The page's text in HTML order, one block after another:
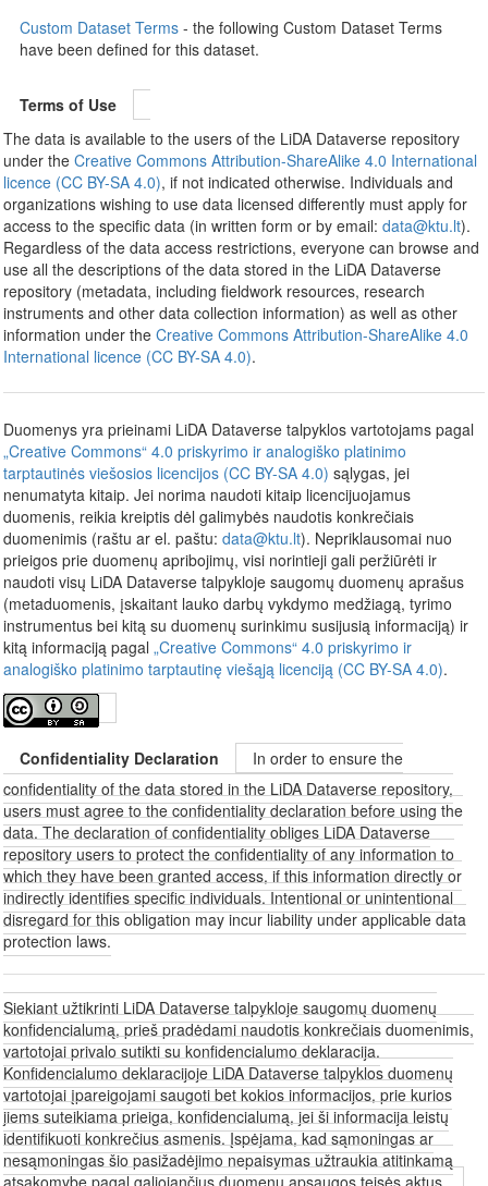
Custom Dataset Terms - the following Custom Dataset Terms
have been defined for this dataset.
Terms of Use
The data is available to the users of the LiDA Dataverse repository
under the Creative Commons Attribution-ShareAlike 4.0 International
licence (CC BY-SA 4.0), if not indicated otherwise. Individuals and
organizations wishing to use data licensed differently must apply for
access to the specific data (in written form or by email: data@ktu.lt).
Regardless of the data access restrictions, everyone can browse and
use all the descriptions of the data stored in the LiDA Dataverse
repository (metadata, including fieldwork resources, research
instruments and other data collection information) as well as other
information under the Creative Commons Attribution-ShareAlike 4.0
International licence (CC BY-SA 4.0).
Duomenys yra prieinami LiDA Dataverse talpyklos vartotojams pagal
„Creative Commons“ 4.0 priskyrimo ir analogiško platinimo
tarptautinės viešosios licencijos (CC BY-SA 4.0) sąlygas, jei
nenumatyta kitaip. Jei norima naudoti kitaip licencijuojamus
duomenis, reikia kreiptis dėl galimybės naudotis konkrečiais
duomenimis (raštu ar el. paštu: data@ktu.lt). Nepriklausomai nuo
prieigos prie duomenų apribojimų, visi norintieji gali peržiūrėti ir
naudoti visų LiDA Dataverse talpykloje saugomų duomenų aprašus
(metaduomenis, įskaitant lauko darbų vykdymo medžiagą, tyrimo
instrumentus bei kitą su duomenų surinkimu susijusią informaciją) ir
kitą informaciją pagal „Creative Commons“ 4.0 priskyrimo ir
analogiško platinimo tarptautinę viešąją licenciją (CC BY-SA 4.0).
Confidentiality Declaration
In order to ensure the
confidentiality of the data stored in the LiDA Dataverse repository,
users must agree to the confidentiality declaration before using the
data. The declaration of confidentiality obliges LiDA Dataverse
repository users to protect the confidentiality of any information to
which they have been granted access, if this information directly or
indirectly identifies specific individuals. Intentional or unintentional
disregard for this obligation may incur liability under applicable data
protection laws.
Siekiant užtikrinti LiDA Dataverse talpykloje saugomų duomenų
konfidencialumą, prieš pradėdami naudotis konkrečiais duomenimis,
vartotojai privalo sutikti su konfidencialumo deklaracija.
Konfidencialumo deklaracijoje LiDA Dataverse talpyklos duomenų
vartotojai įpareigojami saugoti bet kokios informacijos, prie kurios
jiems suteikiama prieiga, konfidencialumą, jei ši informacija leistų
identifikuoti konkrečius asmenis. Įspėjama, kad sąmoningas ar
nesąmoningas šio pasižadėjimo nepaisymas užtraukia atitinkamą
atsakomybę pagal galiojančius duomenų apsaugos teisės aktus.